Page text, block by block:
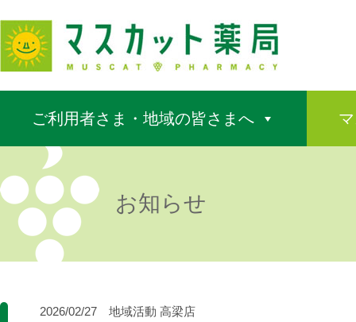
ご利用者さま・地域の皆さまへ
お知らせ
2026/02/27 地域活動 高梁店